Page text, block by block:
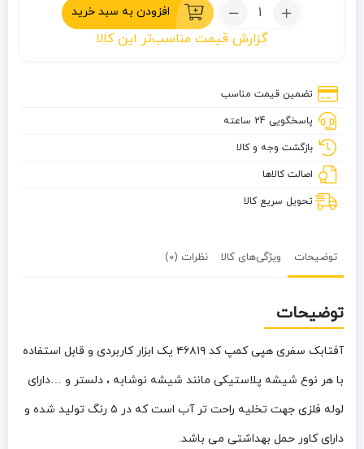
تعداد:
سفری
کد
۴۶۸۱۹
افزودن به سبد خرید
گزارش قیمت مناسب‌تر این کالا
تضمین قیمت مناسب
پاسخگویی 24 ساعته
بازگشت وجه و کالا
اصالت کالاها
تحویل سریع کالا
توضیحات ویژگی‌های کالا نظرات (0)
توضیحات
آفتابک سفری هپی کمپ کد ۴۶۸۱۹ یک ابزار کاربردی و قابل استفاده
با هر نوع شیشه پلاستیکی مانند شیشه نوشابه ، دلستر و …دارای
لوله فلزی جهت تخلیه راحت تر آب است که در ۵ رنگ تولید شده و
دارای کاور حمل بهداشتی می باشد.